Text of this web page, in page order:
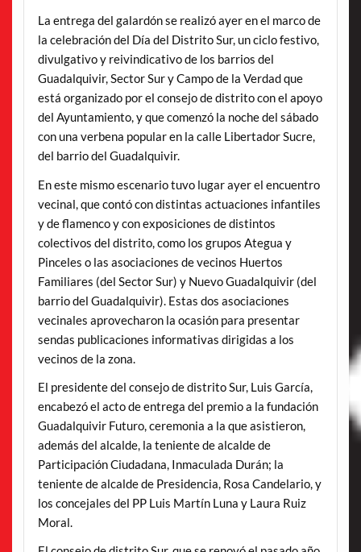
La entrega del galardón se realizó ayer en el marco de
la celebración del Día del Distrito Sur, un ciclo festivo,
divulgativo y reivindicativo de los barrios del
Guadalquivir, Sector Sur y Campo de la Verdad que
está organizado por el consejo de distrito con el apoyo
del Ayuntamiento, y que comenzó la noche del sábado
con una verbena popular en la calle Libertador Sucre,
del barrio del Guadalquivir.
En este mismo escenario tuvo lugar ayer el encuentro
vecinal, que contó con distintas actuaciones infantiles
y de flamenco y con exposiciones de distintos
colectivos del distrito, como los grupos Ategua y
Pinceles o las asociaciones de vecinos Huertos
Familiares (del Sector Sur) y Nuevo Guadalquivir (del
barrio del Guadalquivir). Estas dos asociaciones
vecinales aprovecharon la ocasión para presentar
sendas publicaciones informativas dirigidas a los
vecinos de la zona.
El presidente del consejo de distrito Sur, Luis García,
encabezó el acto de entrega del premio a la fundación
Guadalquivir Futuro, ceremonia a la que asistieron,
además del alcalde, la teniente de alcalde de
Participación Ciudadana, Inmaculada Durán; la
teniente de alcalde de Presidencia, Rosa Candelario, y
los concejales del PP Luis Martín Luna y Laura Ruiz
Moral.